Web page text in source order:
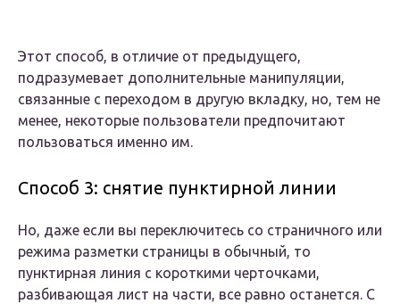
Этот способ, в отличие от предыдущего,
подразумевает дополнительные манипуляции,
связанные с переходом в другую вкладку, но, тем не
менее, некоторые пользователи предпочитают
пользоваться именно им.
Способ 3: снятие пунктирной линии
Но, даже если вы переключитесь со страничного или
режима разметки страницы в обычный, то
пунктирная линия с короткими черточками,
разбивающая лист на части, все равно останется. С